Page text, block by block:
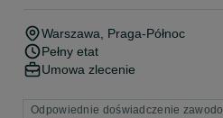
Warszawa , Praga-Północ
Pełny etat
Umowa zlecenie
Odpowiednie doświadczenie